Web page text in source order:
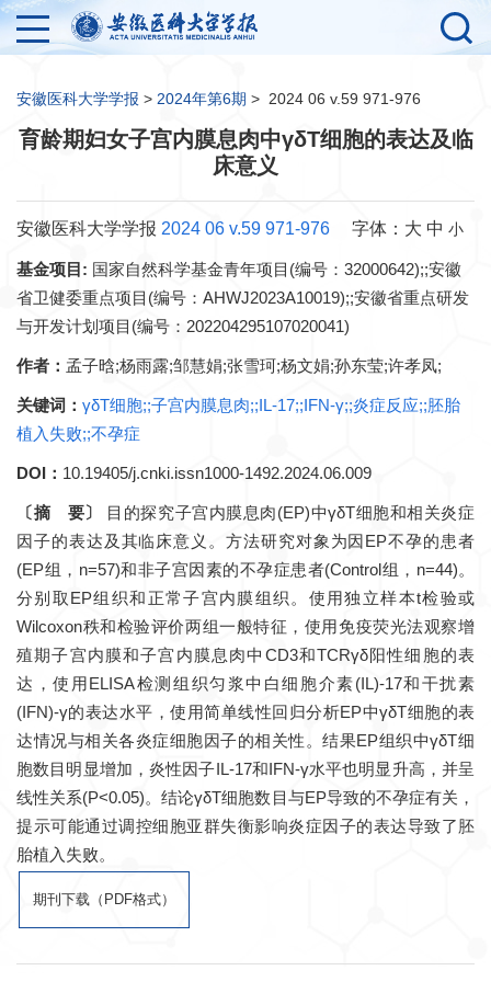
安徽医科大学学报 > 2024年第6期 > 2024 06 v.59 971-976
育龄期妇女子宫内膜息肉中γδT细胞的表达及临
床意义
安徽医科大学学报 2024 06 v.59 971-976 字体： 大 中 小
基金项目: 国家自然科学基金青年项目(编号：32000642);;安徽
省卫健委重点项目(编号：AHWJ2023A10019);;安徽省重点研发
与开发计划项目(编号：202204295107020041)
作者： 孟子晗;杨雨露;邹慧娟;张雪珂;杨文娟;孙东莹;许孝凤;
关键词： γδT细胞;;子宫内膜息肉;;IL-17;;IFN-γ;;炎症反应;;胚胎
植入失败;;不孕症
DOI： 10.19405/j.cnki.issn1000-1492.2024.06.009
〔摘 要〕
目的探究子宫内膜息肉(EP)中γδT细胞和相关炎症
因子的表达及其临床意义。方法研究对象为因EP不孕的患者
(EP组，n=57)和非子宫因素的不孕症患者(Control组，n=44)。
分别取EP组织和正常子宫内膜组织。使用独立样本t检验或
Wilcoxon秩和检验评价两组一般特征，使用免疫荧光法观察增
殖期子宫内膜和子宫内膜息肉中CD3和TCRγδ阳性细胞的表
达，使用ELISA检测组织匀浆中白细胞介素(IL)-17和干扰素
(IFN)-γ的表达水平，使用简单线性回归分析EP中γδT细胞的表
达情况与相关各炎症细胞因子的相关性。结果EP组织中γδT细
胞数目明显增加，炎性因子IL-17和IFN-γ水平也明显升高，并呈
线性关系(P<0.05)。结论γδT细胞数目与EP导致的不孕症有关，
提示可能通过调控细胞亚群失衡影响炎症因子的表达导致了胚
胎植入失败。
期刊下载（PDF格式）